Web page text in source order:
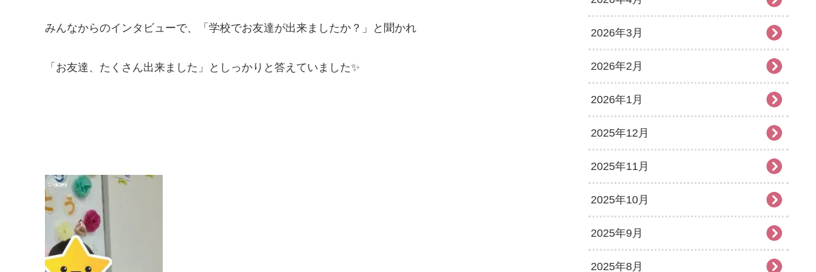
みんなからのインタビューで、「学校でお友達が出来ましたか？」と聞かれ
「お友達、たくさん出来ました」としっかりと答えていました✨
2026年3月
2026年2月
2026年1月
2025年12月
2025年11月
2025年10月
2025年9月
2025年8月